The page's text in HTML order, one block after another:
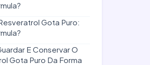
Gota Puro:
E Conservar O
Gota Puro Da Forma